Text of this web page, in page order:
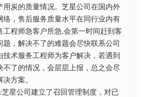
用炭的质量情况。芝星公司在国内外
络，售后服务质量水平在同行业内有
工程师急客户所急,会第一时间赶到客
题，解决不了的难题会尽快联系公司
技术服务工程师为客户解决，若遇到
不了的情况，会层层上报，总之会尽
方案。
芝星公司建立了召回管理制度，对已